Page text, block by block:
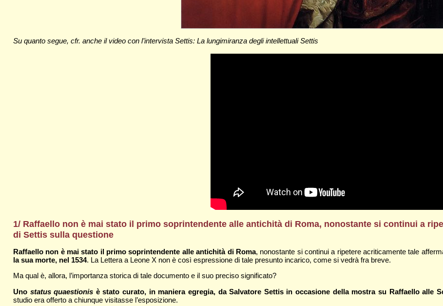
Su quanto segue, cfr. anche il video con l’intervista Settis: La lungimiranza degli intellettuali Settis
1/ Raffaello non è mai stato il primo soprintendente alle antichità di Roma, nonostante si continui a
di Settis sulla questione
Raffaello non è mai stato il primo soprintendente alle antichità di Roma, nonostante si continui a ripetere acriticamente tale
la sua morte, nel 1534. La Lettera a Leone X non è così espressione di tale presunto incarico, come si vedrà fra breve.
Ma qual è, allora, l’importanza storica di tale documento e il suo preciso significato?
Uno status quaestionis è stato curato, in maniera egregia, da Salvatore Settis in occasione della mostra su Raffaello alle
studio era offerto a chiunque visitasse l’esposizione.